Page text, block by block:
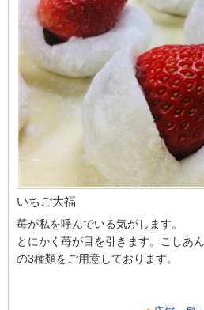
いちご大福
苺が私を呼んでいる気がします。
とにかく苺が目を引きます。こしあ
の3種類をご用意しております。